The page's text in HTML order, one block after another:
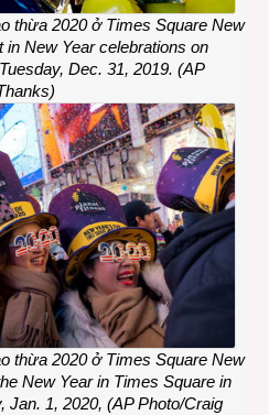
thừa 2020 ở Times Square New
in New Year celebrations on
Dec. 31, 2019. (AP
thừa 2020 ở Times Square New
New Year in Times Square in
Jan. 1, 2020, (AP Photo/Craig